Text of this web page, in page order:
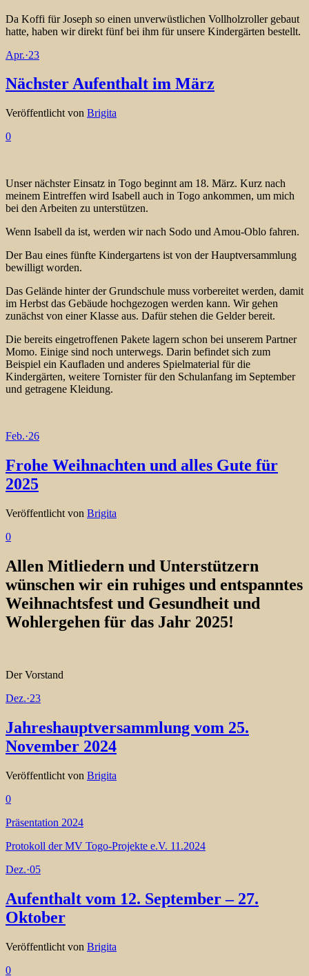
Da Koffi für Joseph so einen unverwüstlichen Vollholzroller gebaut
hatte, haben wir direkt fünf bei ihm für unsere Kindergärten bestellt.
Apr.·23
Nächster Aufenthalt im März
Veröffentlicht von Brigita
0
Unser nächster Einsatz in Togo beginnt am 18. März. Kurz nach
meinem Eintreffen wird Isabell auch in Togo ankommen, um mich
bei den Arbeiten zu unterstützen.
Wenn Isabell da ist, werden wir nach Sodo und Amou-Oblo fahren.
Der Bau eines fünfte Kindergartens ist von der Hauptversammlung
bewilligt worden.
Das Gelände hinter der Grundschule muss vorbereitet werden, damit
im Herbst das Gebäude hochgezogen werden kann. Wir gehen
zunächst von einer Klasse aus. Dafür stehen die Gelder bereit.
Die bereits eingetroffenen Pakete lagern schon bei unserem Partner
Momo. Einige sind noch unterwegs. Darin befindet sich zum
Beispiel ein Kaufladen und anderes Spielmaterial für die
Kindergärten, weitere Tornister für den Schulanfang im September
und getragene Kleidung.
Feb.·26
Frohe Weihnachten und alles Gute für
2025
Veröffentlicht von Brigita
0
Allen Mitliedern und Unterstützern
wünschen wir ein ruhiges und entspanntes
Weihnachtsfest und Gesundheit und
Wohlergehen für das Jahr 2025!
Der Vorstand
Dez.·23
Jahreshauptversammlung vom 25.
November 2024
Veröffentlicht von Brigita
0
Präsentation 2024
Protokoll der MV Togo-Projekte e.V. 11.2024
Dez.·05
Aufenthalt vom 12. September – 27.
Oktober
Veröffentlicht von Brigita
0